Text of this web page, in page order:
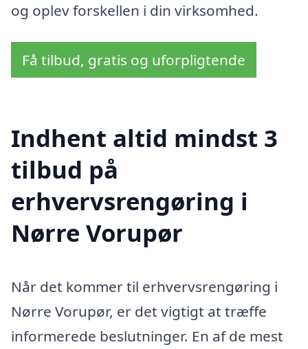
og oplev forskellen i din virksomhed.
Få tilbud, gratis og uforpligtende
Indhent altid mindst 3
tilbud på
erhvervsrengøring i
Nørre Vorupør
Når det kommer til erhvervsrengøring i
Nørre Vorupør, er det vigtigt at træffe
informerede beslutninger. En af de mest